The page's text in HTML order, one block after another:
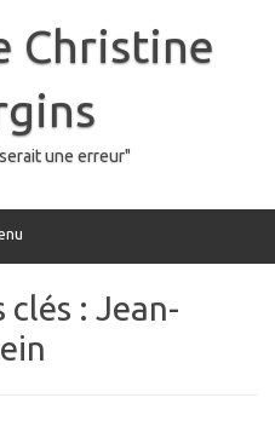
Christine
une erreur"
clés : Jean-